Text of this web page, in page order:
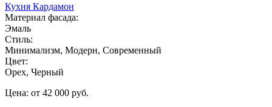
Кухня Кардамон
Материал фасада:
Эмаль
Стиль:
Минимализм, Модерн, Современный
Цвет:
Орех, Черный
Цена: от 42 000 руб.